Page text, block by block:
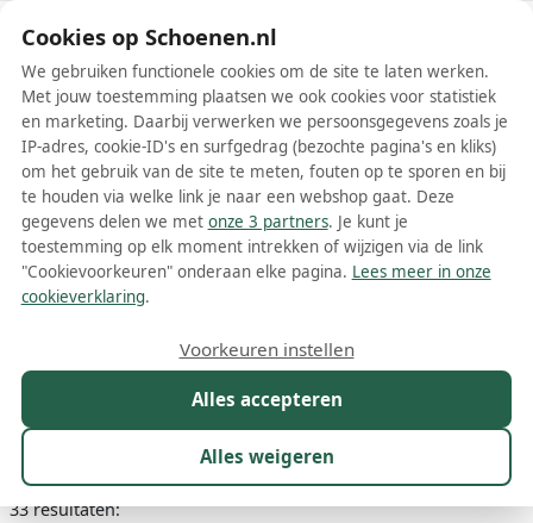
Schoenen.nl
Wis filters Alle filters
Bruine Stuart Weitzman dames
boots
Meer lezen
Chelsea boots Combat boots Enkelboots Veterboots
33 resultaten:
Cookies op Schoenen.nl
We gebruiken functionele cookies om de site te laten werken.
Met jouw toestemming plaatsen we ook cookies voor statistiek
en marketing. Daarbij verwerken we persoonsgegevens zoals je
IP-adres, cookie-ID's en surfgedrag (bezochte pagina's en kliks)
om het gebruik van de site te meten, fouten op te sporen en bij
te houden via welke link je naar een webshop gaat. Deze
gegevens delen we met onze 3 partners. Je kunt je
toestemming op elk moment intrekken of wijzigen via de link
"Cookievoorkeuren" onderaan elke pagina. Lees meer in onze
cookieverklaring.
Alles accepteren
Alles weigeren
Voorkeuren instellen